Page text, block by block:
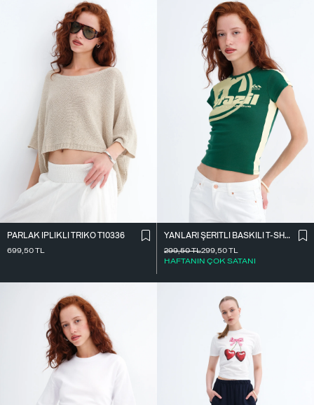
PARLAK İ̇PLIKLI TRIKO T10336
699,50TL
YANLARI ŞERITLI BASKILI T-SHIRT P9035
299,50TL
HAFTANIN ÇOK SATANI
299,50TL